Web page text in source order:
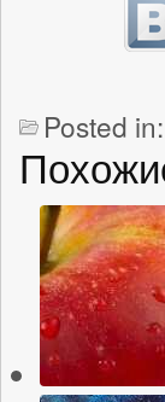
Posted in: